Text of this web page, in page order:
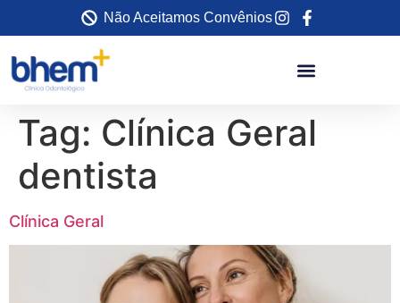
Não Aceitamos Convênios
Tag: Clínica Geral
dentista
Clínica Geral